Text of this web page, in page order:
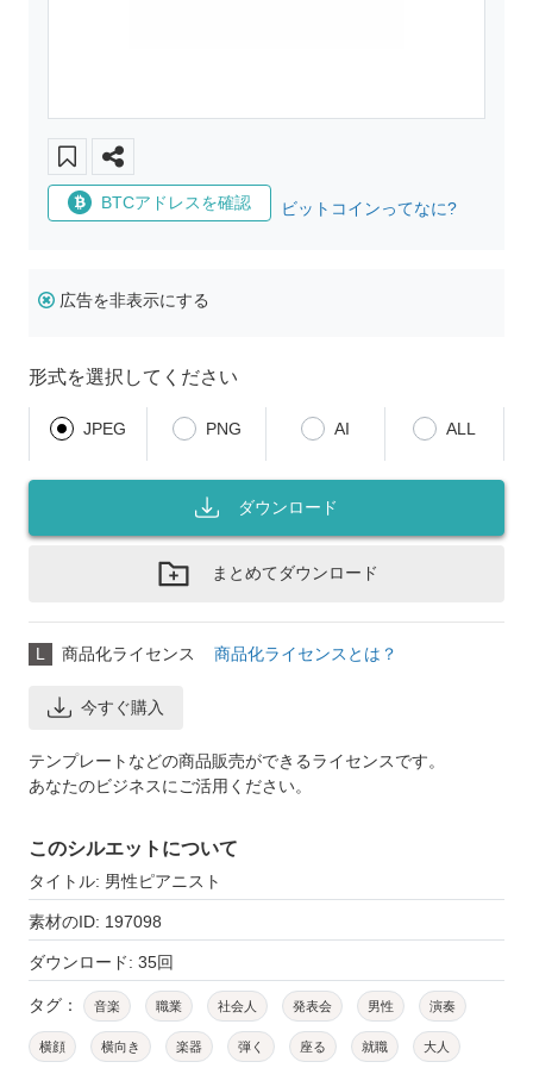
BTCアドレスを確認 ビットコインってなに?
広告を非表示にする
形式を選択してください
JPEG PNG AI ALL
ダウンロード
まとめてダウンロード
L 商品化ライセンス 商品化ライセンスとは？
今すぐ購入
テンプレートなどの商品販売ができるライセンスです。
あなたのビジネスにご活用ください。
このシルエットについて
タイトル: 男性ピアニスト
素材のID: 197098
ダウンロード: 35回
タグ： 音楽 職業 社会人 発表会 男性 演奏
横顔 横向き 楽器 弾く 座る 就職 大人